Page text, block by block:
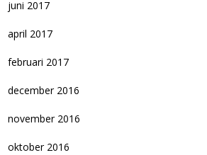
juni 2017
april 2017
februari 2017
december 2016
november 2016
oktober 2016